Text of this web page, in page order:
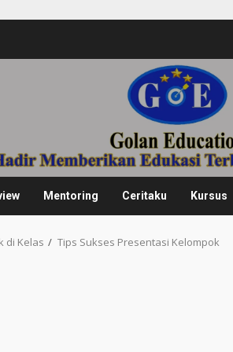
Mentoring Ceritaku Kursus
di Kelas Tips Sukses Presentasi Kelompok